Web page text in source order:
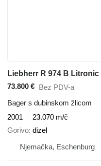
73.800 € Bez PDV-a
Bager s dubinskom žlicom
2001
23.070 m/č
Gorivo dizel
Njemačka, Eschenburg